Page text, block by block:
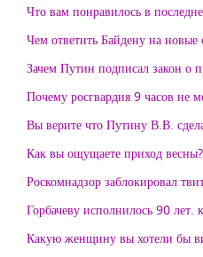
Что вам понравилось в
Чем ответить Байдену на новые
Зачем Путин подписал закон о
Почему росгвардия 9 часов не
Вы верите что Путину В.В.
Как вы ощущаете приход весны?
Роскомнадзор заблокировал
Горбачеву исполнилось 90
Какую женщину вы хотели бы